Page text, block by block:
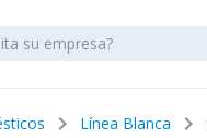
chevron_right Línea Blanca chevron_right